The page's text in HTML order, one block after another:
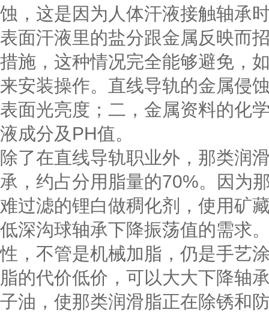
蚀，这是因为人体汗液接触轴承
表面汗液里的盐分跟金属反映而
措施，这种情况完全能够避免，
来安装操作。直线导轨的金属侵
表面光亮度；二，金属资料的化
液成分及PH值。
除了在直线导轨职业外，那类润
承，约占分用脂量的70%。因为
难过滤的锂白做稠化剂，使用矿
低深沟球轴承下降振荡值的需求
性，不管是机械加脂，仍是手艺
脂的代价低价，可以大大下降轴
子油，使那类润滑脂正在除锈和